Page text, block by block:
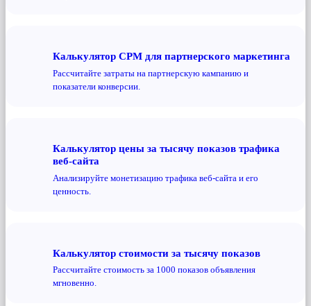
Калькулятор CPM для партнерского маркетинга
Рассчитайте затраты на партнерскую кампанию и
показатели конверсии.
Калькулятор цены за тысячу показов трафика
веб-сайта
Анализируйте монетизацию трафика веб-сайта и его
ценность.
Калькулятор стоимости за тысячу показов
Рассчитайте стоимость за 1000 показов объявления
мгновенно.